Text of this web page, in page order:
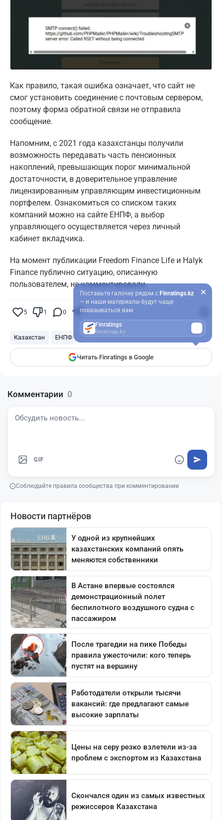
Как правило, такая ошибка означает, что сайт не
смог установить соединение с почтовым сервером,
поэтому форма обратной связи не отправила
сообщение.
Напомним, с 2021 года казахстанцы получили
возможность передавать часть пенсионных
накоплений, превышающих порог минимальной
достаточности, в доверительное управление
лицензированным управляющим инвестиционным
портфелем. Ознакомиться со списком таких
компаний можно на сайте ЕНПФ, а выбор
управляющего осуществляется через личный
кабинет вкладчика.
На момент публикации Freedom Finance Life и Halyk
Finance публично ситуацию, описанную
пользователем, не комментировали.
5 1 0 3
Казахстан ЕНПФ
Читать Finratings в Google
Поставьте галочку рядом с Finratings.kz
— и наши материалы будут чаще
показываться вам
Finratings
finratings.kz
Комментарии 0
GIF
Соблюдайте правила сообщества при комментировании